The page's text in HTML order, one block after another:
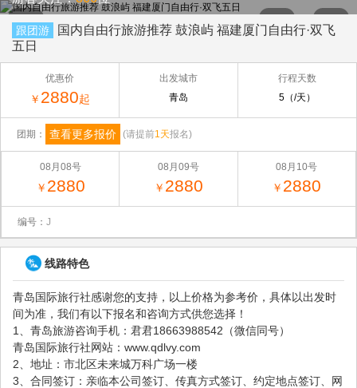
跟团游
国内自由行旅游推荐 鼓浪屿 福建厦门自由行·双飞
五日
优惠价
￥ 2880起
出发城市
青岛
行程天数
5（/天）
团期： 查看更多报价 (请提前1天报名)
08月08号
￥ 2880
08月09号
￥ 2880
08月10号
￥ 2880
编号： J
线路特色
青岛国际旅行社感谢您的支持，以上价格为参考价，具体以出发时
间为准，我们有以下报名和咨询方式供您选择！
1、青岛旅游咨询手机：君君18663988542（微信同号）
青岛国际旅行社网站：www.qdlvy.com
2、地址：市北区未来城万科广场一楼
3、合同签订：亲临本公司签订、传真方式签订、约定地点签订、网